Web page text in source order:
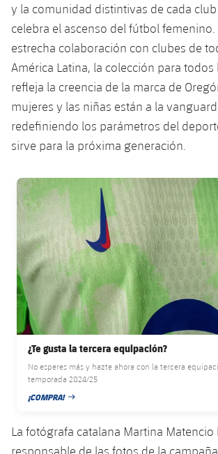
Clasificaciones
Jugadores
Fotos
Historia
Palmarés
Jugadores
Clasificaciones
Junior
Juvenil
Infantil
Alevín
Información general
plusicon
más
Noticias
Atletismo
plusicon
más
Actualidad
Masculino
Agenda
Baloncesto en silla de ruedas
plusicon
más
Actualidad
Calendario
Resultados
Clasificaciones
Hockey sobre hielo
plusicon
más
Actualidad
Jugadores
Calendario
Resultados
Clasificaciones
Hockey hierba
plusicon
más
Noticias
Hockey Hierba Masculino
Hockey Hierba Femenino
Patinaje artístico
plusicon
más
Actualidad
Plantilla
Agenda
Escuela de Patinaje
Rugby
plusicon
más
Actualidad
Jugadores
Calendario
Resultados
Voleibol
plusicon
más
Noticias
Voleibol masculino
Voleibol femenino
Apúntate a las amateurs
plusicon
más
Carnet de las Secciones Amateurs
League of Legends
y la comunidad distintivas de cada
celebra el ascenso del fútbol femenino.
estrecha colaboración con clubes de
América Latina, la colección para todos
refleja la creencia de la marca de
mujeres y las niñas están a la
redefiniendo los parámetros del
sirve para la próxima generación.
FC Barcelona club badge
¿Te gusta la tercera equipación?
No esperes más y hazte ahora con la tercera
temporada 2024/25
¡COMPRA!
FECHA DE PUBLICACIÓN
La fotógrafa catalana Martina Matencio
responsable de las fotos de la